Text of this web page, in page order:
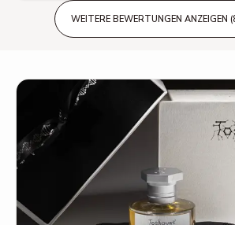
WEITERE BEWERTUNGEN ANZEIGEN